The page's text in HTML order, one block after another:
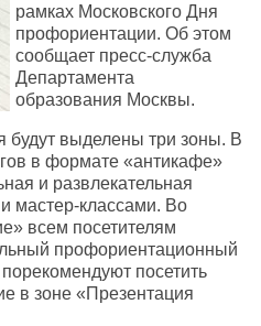
рамках Московского Дня
профориентации. Об этом
сообщает пресс-служба
Департамента
образования Москвы.
будут выделены три зоны. В
в формате «антикафе»
и развлекательная
мастер-классами. Во
всем посетителям
профориентационный
посетить
в зоне «Презентация